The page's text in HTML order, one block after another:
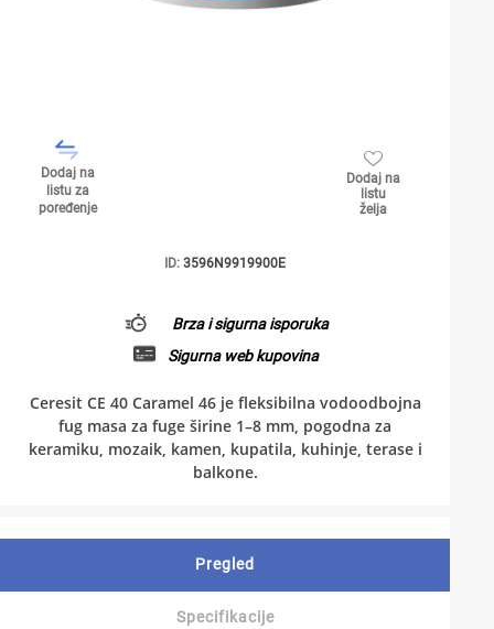
Dodaj na
listu za
poređenje
Dodaj na
listu
želja
ID: 3596N9919900E
Brza i sigurna isporuka
Sigurna web kupovina
Ceresit CE 40 Caramel 46 je fleksibilna vodoodbojna
fug masa za fuge širine 1–8 mm, pogodna za
keramiku, mozaik, kamen, kupatila, kuhinje, terase i
balkone.
Pregled
Specifikacije